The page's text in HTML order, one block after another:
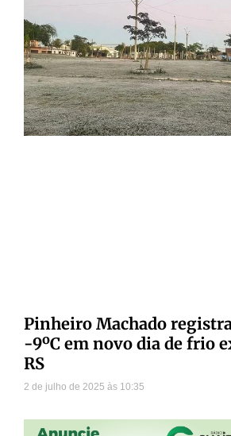
Pinheiro Machado
-9ºC em novo dia de frio
RS
2 de julho de 2025 10:35